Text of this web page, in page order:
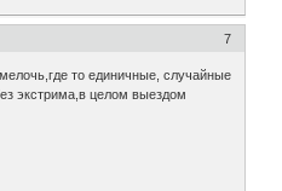
7
то единичные, случайные
экстрима,в целом выездом